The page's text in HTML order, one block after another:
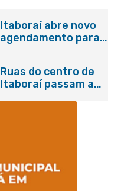
Itaboraí abre novo
agendamento para
Ruas do centro de
Itaboraí passam a